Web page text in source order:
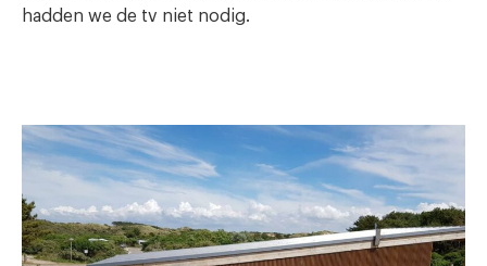
hadden we de tv niet nodig.